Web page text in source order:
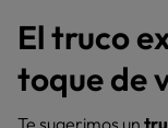
El truco
toque de
Te sugerimos un